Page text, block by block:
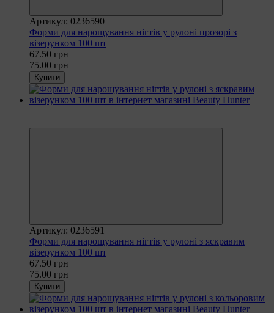
Артикул: 0236590
Форми для нарощування нігтів у рулоні прозорі з
візерунком 100 шт
67.50 грн
75.00 грн
Купити
Артикул: 0236591
Форми для нарощування нігтів у рулоні з яскравим
візерунком 100 шт
67.50 грн
75.00 грн
Купити